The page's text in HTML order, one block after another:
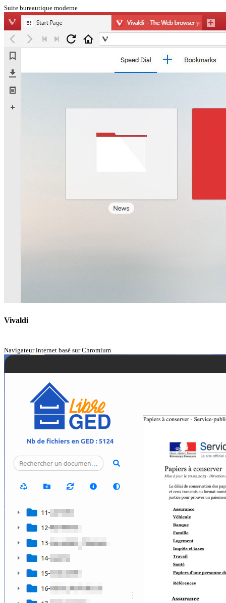
Suite bureautique moderne
Vivaldi
Navigateur internet basé sur Chromium